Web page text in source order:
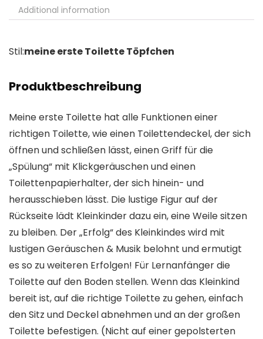
Additional information
Stil:meine erste Toilette Töpfchen
Produktbeschreibung
Meine erste Toilette hat alle Funktionen einer
richtigen Toilette, wie einen Toilettendeckel, der sich
öffnen und schließen lässt, einen Griff für die
„Spülung“ mit Klickgeräuschen und einen
Toilettenpapierhalter, der sich hinein- und
herausschieben lässt. Die lustige Figur auf der
Rückseite lädt Kleinkinder dazu ein, eine Weile sitzen
zu bleiben. Der „Erfolg“ des Kleinkindes wird mit
lustigen Geräuschen & Musik belohnt und ermutigt
es so zu weiteren Erfolgen! Für Lernanfänger die
Toilette auf den Boden stellen. Wenn das Kleinkind
bereit ist, auf die richtige Toilette zu gehen, einfach
den Sitz und Deckel abnehmen und an der großen
Toilette befestigen. (Nicht auf einer gepolsterten